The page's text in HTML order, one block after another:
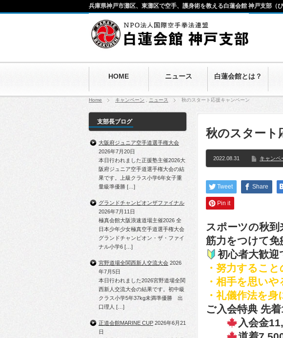
HOME ニュース 白蓮会館とは？
兵庫県神戸市灘区、東灘区で空手、護身術を教える白蓮会館 神戸支部（
Home キャンペーン ニュース 秋のスタート応援キャンペーン
秋のスタート
2022.08.31 キャンペ
Tweet Share
Pin it
スポーツの秋到
筋力をつけて免
初心者大歓迎
・努力するこ
・相手を思い
・礼儀作法を身
ご入会特典 先
入会金
支部長ブログ
大阪府ジュニア空手道選手権大会
2026年7月20日
本日行われました正援塾主催2026大
阪府ジュニア空手道選手権大会の結
果です。上級クラス小学6年女子重
量級準優勝 […]
グランドチャンピオンザファイナル
2026年7月11日
極真会館大阪浪速道場主催2026 全
日本少年少女極真空手道選手権大会
グランドチャンピオン・ザ・ファイ
ナル小学6 […]
宮野道場全関西新人交流大会 2026
年7月5日
本日行われました2026宮野道場全関
西新人交流大会の結果です。初中級
クラス小学5年37kg未満準優勝 出
口理人 […]
正道会館MARINE CUP 2026年6月21
日